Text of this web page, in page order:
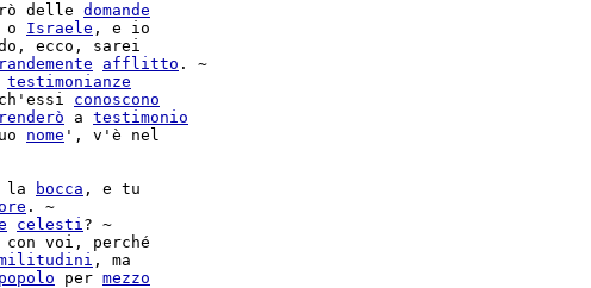
delle domande
o Israele , e io
ecco, sarei
afflitto . ~
testimonianze
conoscono
a testimonio
nome ', v'è nel
la bocca , e tu
. ~
celesti? ~
voi, perché
, ma
popolo per mezzo